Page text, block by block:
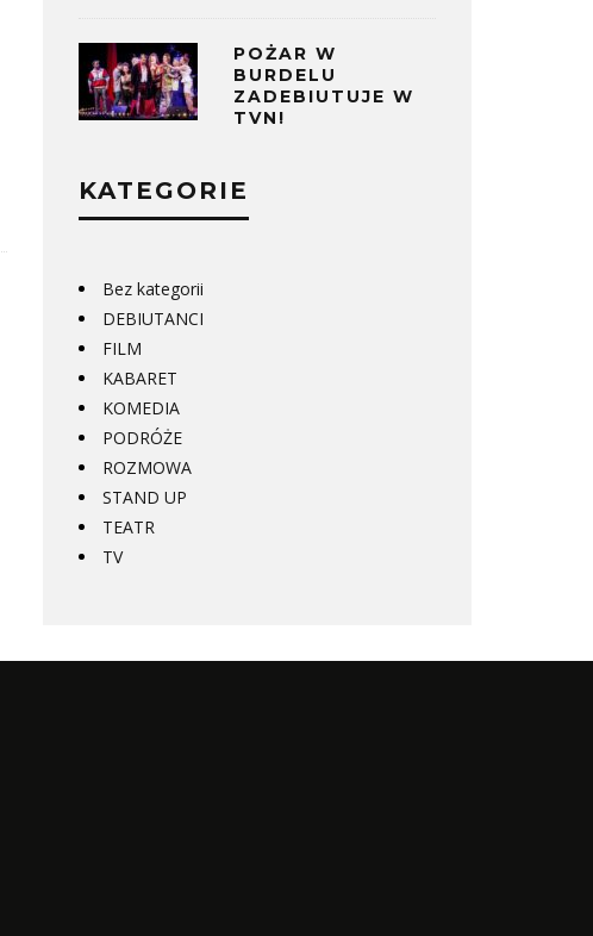
POŻAR W
BURDELU
ZADEBIUTUJE W
TVN!
KATEGORIE
Bez kategorii
DEBIUTANCI
FILM
KABARET
KOMEDIA
PODRÓŻE
ROZMOWA
STAND UP
TEATR
TV